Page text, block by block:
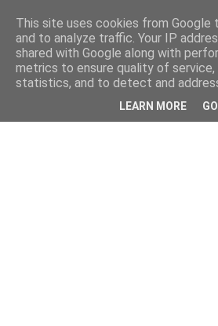
This site uses cookies from Google
and to analyze traffic. Your IP
shared with Google along with
metrics to ensure quality of service,
statistics, and to detect and
LEARN MORE